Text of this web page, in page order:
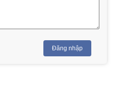
Đăng nhập